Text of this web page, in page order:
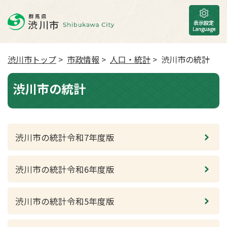
渋川市トップ > 市政情報 > 人口・統計 > 渋川市の統計
渋川市の統計
渋川市の統計令和7年度版
渋川市の統計令和6年度版
渋川市の統計令和5年度版